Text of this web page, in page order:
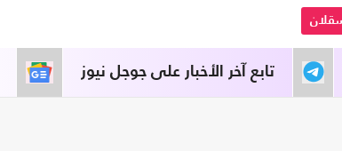
تابع آخر الأخبار على جوجل نيوز